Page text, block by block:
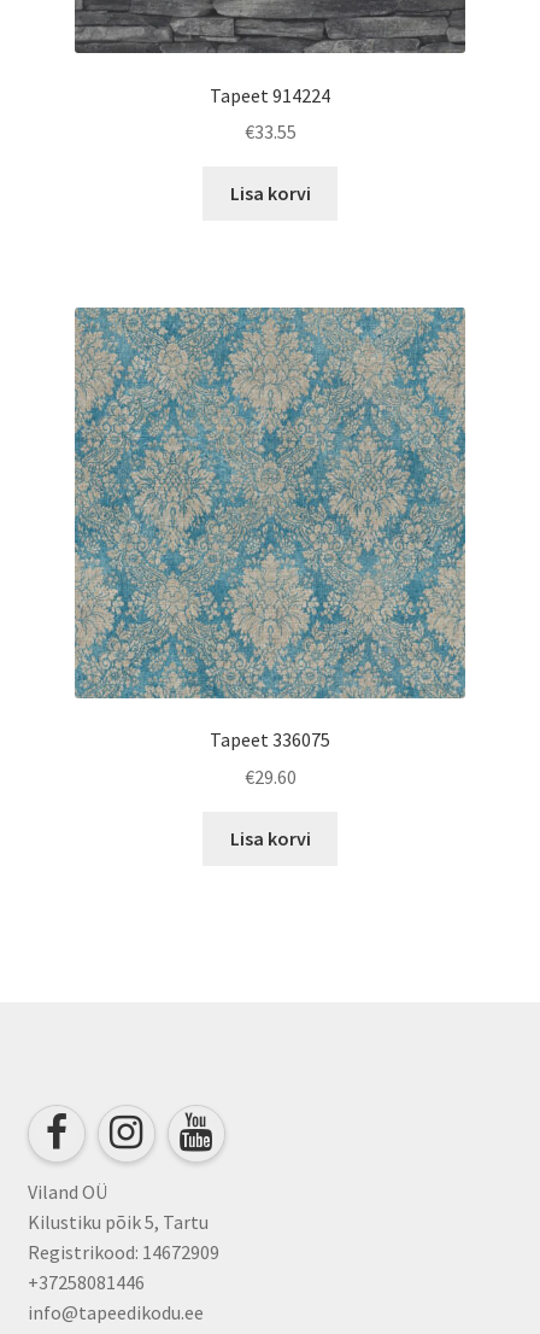
Tapeet 914224
€33.55
Lisa korvi
Tapeet 336075
€29.60
Lisa korvi
Viland OÜ
Kilustiku põik 5, Tartu
Registrikood: 14672909
+37258081446
info@tapeedikodu.ee